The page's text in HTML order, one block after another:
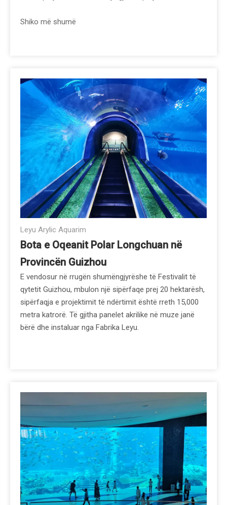
Shiko më shumë
Leyu Arylic Aquarim
Bota e Oqeanit Polar Longchuan në
Provincën Guizhou
E vendosur në rrugën shumëngjyrëshe të Festivalit të
qytetit Guizhou, mbulon një sipërfaqe prej 20 hektarësh,
sipërfaqja e projektimit të ndërtimit është rreth 15,000
metra katrorë. Të gjitha panelet akrilike në muze janë
bërë dhe instaluar nga Fabrika Leyu.